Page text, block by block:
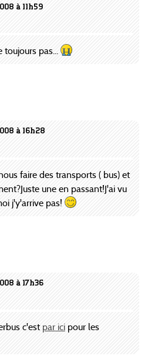
à 11h59
toujours pas...
à 16h28
faire des transports ( bus) et
une en passant!J'ai vu
j'y'arrive pas!
à 17h36
c'est par ici pour les